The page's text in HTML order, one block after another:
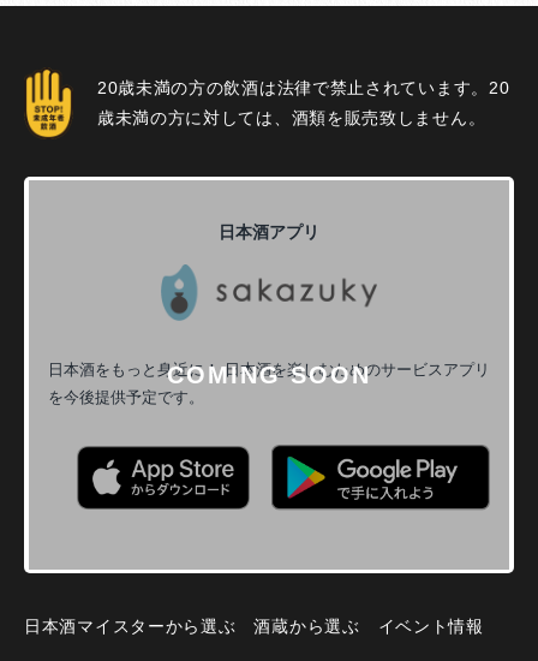
20歳未満の方の飲酒は法律で禁止されています。20
歳未満の方に対しては、酒類を販売致しません。
日本酒アプリ
日本酒をもっと身近に！日本酒を楽しむためのサービスアプリ
を今後提供予定です。
日本酒マイスターから選ぶ 酒蔵から選ぶ イベント情報